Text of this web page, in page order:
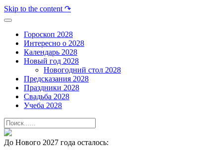
Skip to the content ↷
Гороскоп 2028
Интересно о 2028
Календарь 2028
Новый год 2028
Новогодний стол 2028
Предсказания 2028
Праздники 2028
Свадьба 2028
Учеба 2028
До Нового 2027 года осталось: